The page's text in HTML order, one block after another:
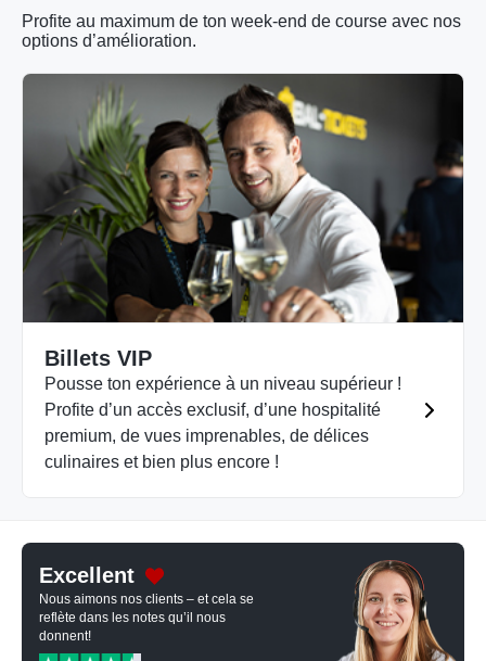
Profite au maximum de ton week-end de course avec nos
options d’amélioration.
Billets VIP
Pousse ton expérience à un niveau supérieur !
Profite d’un accès exclusif, d’une hospitalité
premium, de vues imprenables, de délices
culinaires et bien plus encore !
Excellent
Nous aimons nos clients – et cela se
reflète dans les notes qu’il nous
donnent!